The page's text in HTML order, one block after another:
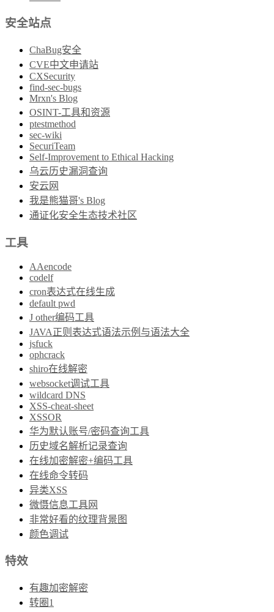
安全站点
ChaBug安全
CVE中文申请站
CXSecurity
find-sec-bugs
Mrxn's Blog
OSINT-工具和资源
ptestmethod
sec-wiki
SecuriTeam
Self-Improvement to Ethical Hacking
乌云历史漏洞查询
安云网
我是熊猫哥's Blog
通证化安全生态技术社区
工具
AAencode
codelf
cron表达式在线生成
default pwd
J other编码工具
JAVA正则表达式语法示例与语法大全
jsfuck
ophcrack
shiro在线解密
websocket调试工具
wildcard DNS
XSS-cheat-sheet
XSSOR
华为默认账号/密码查询工具
历史域名解析记录查询
在线加密解密+编码工具
在线命令转码
异类XSS
微慑信息工具网
非常好看的纹理背景图
颜色调试
特效
有趣加密解密
转圈1